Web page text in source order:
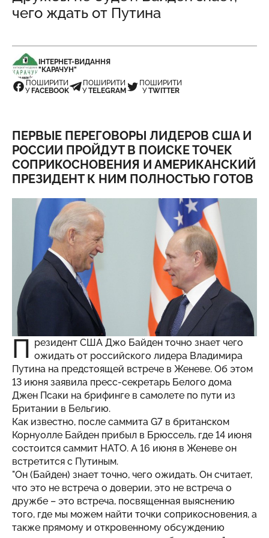
чего ждать от Путина
ІНТЕРНЕТ-ВИДАННЯ
"КАРАЧУН"
ПОШИРИТИ
У FACEBOOK
ПОШИРИТИ
УTELEGRAM
ПОШИРИТИ
УTWITTER
ПЕРВЫЕ ПЕРЕГОВОРЫ ЛИДЕРОВ США И
РОССИИ ПРОЙДУТ В ПОИСКЕ ТОЧЕК
СОПРИКОСНОВЕНИЯ И АМЕРИКАНСКИЙ
ПРЕЗИДЕНТ К НИМ ПОЛНОСТЬЮ ГОТОВ
П резидент США Джо Байден точно знает чего
ожидать от российского лидера Владимира
Путина на предстоящей встрече в Женеве. Об этом
13 июня заявила пресс-секретарь Белого дома
Джен Псаки на брифинге в самолете по пути из
Британии в Бельгию.
Как известно, после саммита G7 в британском
Корнуолле Байден прибыл в Брюссель, где 14 июня
состоится саммит НАТО. А 16 июня в Женеве он
встретится с Путиным.
"Он (Байден) знает точно, чего ожидать. Он считает,
что это не встреча о доверии, это не встреча о
дружбе – это встреча, посвященная выяснению
того, где мы можем найти точки соприкосновения, а
также прямому и откровенному обсуждению